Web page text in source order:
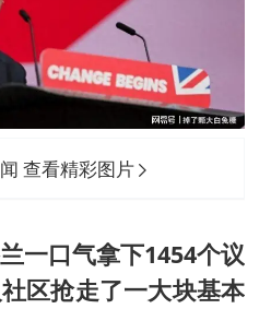
查看精彩图片
一口气拿下1454个议
区抢走了一大块基本